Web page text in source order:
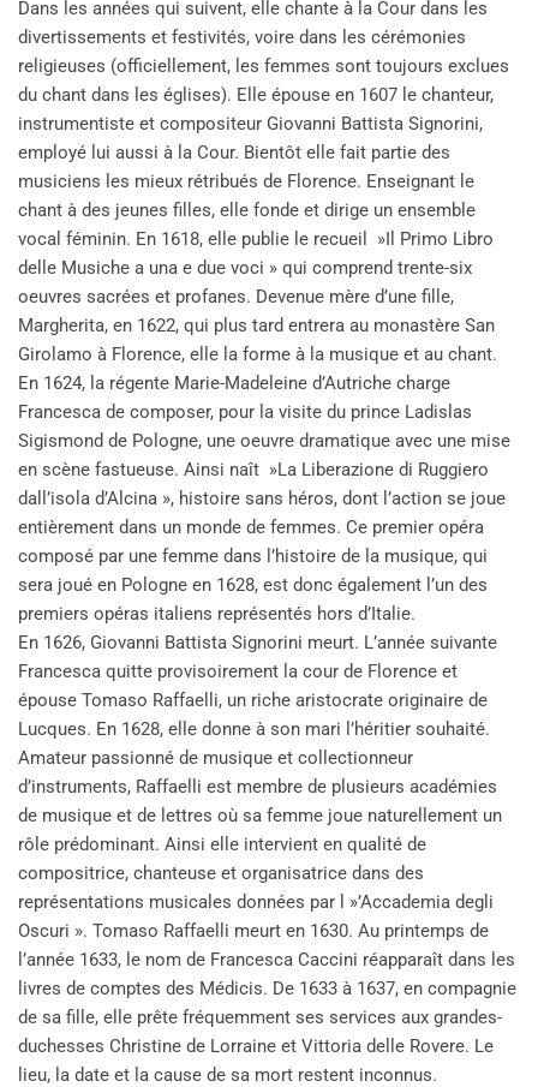
Dans les années qui suivent, elle chante à la Cour dans les
divertissements et festivités, voire dans les cérémonies
religieuses (officiellement, les femmes sont toujours exclues
du chant dans les églises). Elle épouse en 1607 le chanteur,
instrumentiste et compositeur Giovanni Battista Signorini,
employé lui aussi à la Cour. Bientôt elle fait partie des
musiciens les mieux rétribués de Florence. Enseignant le
chant à des jeunes filles, elle fonde et dirige un ensemble
vocal féminin. En 1618, elle publie le recueil »Il Primo Libro
delle Musiche a una e due voci » qui comprend trente-six
oeuvres sacrées et profanes. Devenue mère d’une fille,
Margherita, en 1622, qui plus tard entrera au monastère San
Girolamo à Florence, elle la forme à la musique et au chant.
En 1624, la régente Marie-Madeleine d’Autriche charge
Francesca de composer, pour la visite du prince Ladislas
Sigismond de Pologne, une oeuvre dramatique avec une mise
en scène fastueuse. Ainsi naît »La Liberazione di Ruggiero
dall’isola d’Alcina », histoire sans héros, dont l’action se joue
entièrement dans un monde de femmes. Ce premier opéra
composé par une femme dans l’histoire de la musique, qui
sera joué en Pologne en 1628, est donc également l’un des
premiers opéras italiens représentés hors d’Italie.
En 1626, Giovanni Battista Signorini meurt. L’année suivante
Francesca quitte provisoirement la cour de Florence et
épouse Tomaso Raffaelli, un riche aristocrate originaire de
Lucques. En 1628, elle donne à son mari l’héritier souhaité.
Amateur passionné de musique et collectionneur
d’instruments, Raffaelli est membre de plusieurs académies
de musique et de lettres où sa femme joue naturellement un
rôle prédominant. Ainsi elle intervient en qualité de
compositrice, chanteuse et organisatrice dans des
représentations musicales données par l »’Accademia degli
Oscuri ». Tomaso Raffaelli meurt en 1630. Au printemps de
l’année 1633, le nom de Francesca Caccini réapparaît dans les
livres de comptes des Médicis. De 1633 à 1637, en compagnie
de sa fille, elle prête fréquemment ses services aux grandes-
duchesses Christine de Lorraine et Vittoria delle Rovere. Le
lieu, la date et la cause de sa mort restent inconnus.